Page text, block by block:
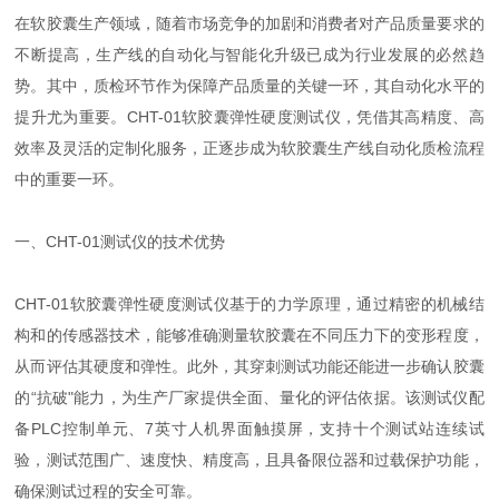
在软胶囊生产领域，随着市场竞争的加剧和消费者对产品质量要求的
不断提高，生产线的自动化与智能化升级已成为行业发展的必然趋
势。其中，质检环节作为保障产品质量的关键一环，其自动化水平的
提升尤为重要。CHT-01软胶囊弹性硬度测试仪，凭借其高精度、高
效率及灵活的定制化服务，正逐步成为软胶囊生产线自动化质检流程
中的重要一环。
一、CHT-01测试仪的技术优势
CHT-01软胶囊弹性硬度测试仪基于的力学原理，通过精密的机械结
构和的传感器技术，能够准确测量软胶囊在不同压力下的变形程度，
从而评估其硬度和弹性。此外，其穿刺测试功能还能进一步确认胶囊
的“抗破"能力，为生产厂家提供全面、量化的评估依据。该测试仪配
备PLC控制单元、7英寸人机界面触摸屏，支持十个测试站连续试
验，测试范围广、速度快、精度高，且具备限位器和过载保护功能，
确保测试过程的安全可靠。